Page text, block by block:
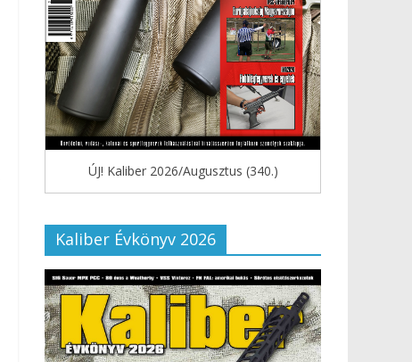
ÚJ! Kaliber 2026/Augusztus (340.)
Kaliber Évkönyv 2026